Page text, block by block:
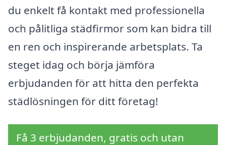
du enkelt få kontakt med professionella
och pålitliga städfirmor som kan bidra till
en ren och inspirerande arbetsplats. Ta
steget idag och börja jämföra
erbjudanden för att hitta den perfekta
städlösningen för ditt företag!
Få 3 erbjudanden, gratis och utan